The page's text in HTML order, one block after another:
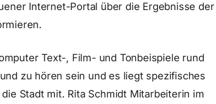
Internet-Portal über die Ergebnisse der
Text-, Film- und Tonbeispiele rund
zu hören sein und es liegt spezifisches
Stadt mit. Rita Schmidt Mitarbeiterin im